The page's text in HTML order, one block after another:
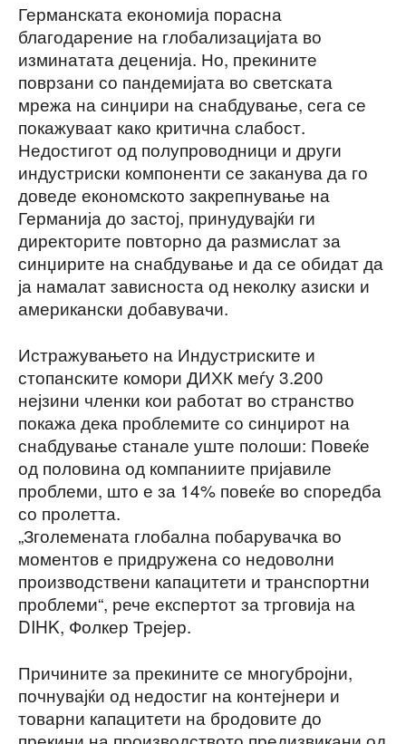
Германската економија порасна
благодарение на глобализацијата во
изминатата деценија. Но, прекините
поврзани со пандемијата во светската
мрежа на синџири на снабдување, сега се
покажуваат како критична слабост.
Недостигот од полупроводници и други
индустриски компоненти се заканува да го
доведе економското закрепнување на
Германија до застој, принудувајќи ги
директорите повторно да размислат за
синџирите на снабдување и да се обидат да
ја намалат зависноста од неколку азиски и
американски добавувачи.
Истражувањето на Индустриските и
стопанските комори ДИХК меѓу 3.200
нејзини членки кои работат во странство
покажа дека проблемите со синџирот на
снабдување станале уште полоши: Повеќе
од половина од компаниите пријавиле
проблеми, што е за 14% повеќе во споредба
со пролетта.
„Зголемената глобална побарувачка во
моментов е придружена со недоволни
производствени капацитети и транспортни
проблеми“, рече експертот за трговија на
DIHK, Фолкер Трејер.
Причините за прекините се многубројни,
почнувајќи од недостиг на контејнери и
товарни капацитети на бродовите до